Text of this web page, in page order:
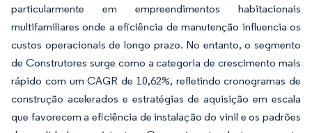
particularmente em empreendimentos habitacionais
multifamiliares onde a eficiência de manutenção influencia os
custos operacionais de longo prazo. No entanto, o segmento
de Construtores surge como a categoria de crescimento mais
rápido com um CAGR de 10,62%, refletindo cronogramas de
construção acelerados e estratégias de aquisição em escala
que favorecem a eficiência de instalação do vinil e os padrões